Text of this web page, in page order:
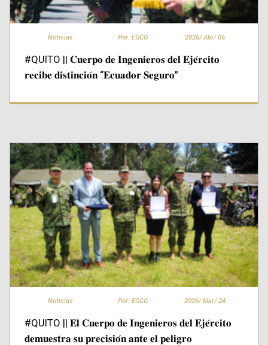
Noticias Por: EGCG 2026/ Abr/ 06
#QUITO || 𝐂𝐮𝐞𝐫𝐩𝐨 𝐝𝐞 𝐈𝐧𝐠𝐞𝐧𝐢𝐞𝐫𝐨𝐬 𝐝𝐞𝐥 𝐄𝐣𝐞́𝐫𝐜𝐢𝐭𝐨
𝐫𝐞𝐜𝐢𝐛𝐞 𝐝𝐢𝐬𝐭𝐢𝐧𝐜𝐢𝐨́𝐧 “𝐄𝐜𝐮𝐚𝐝𝐨𝐫 𝐒𝐞𝐠𝐮𝐫𝐨”
Noticias Por: EGCG 2026/ Mar/ 24
#QUITO || 𝐄𝐥 𝐂𝐮𝐞𝐫𝐩𝐨 𝐝𝐞 𝐈𝐧𝐠𝐞𝐧𝐢𝐞𝐫𝐨𝐬 𝐝𝐞𝐥 𝐄𝐣𝐞́𝐫𝐜𝐢𝐭𝐨
𝐝𝐞𝐦𝐮𝐞𝐬𝐭𝐫𝐚 𝐬𝐮 𝐩𝐫𝐞𝐜𝐢𝐬𝐢𝐨́𝐧 𝐚𝐧𝐭𝐞 𝐞𝐥 𝐩𝐞𝐥𝐢𝐠𝐫𝐨